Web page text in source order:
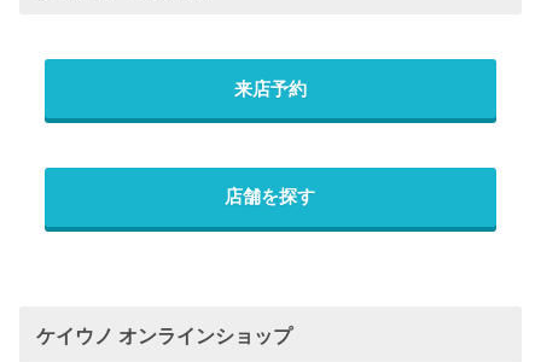
来店予約
店舗を探す
ケイウノ オンラインショップ